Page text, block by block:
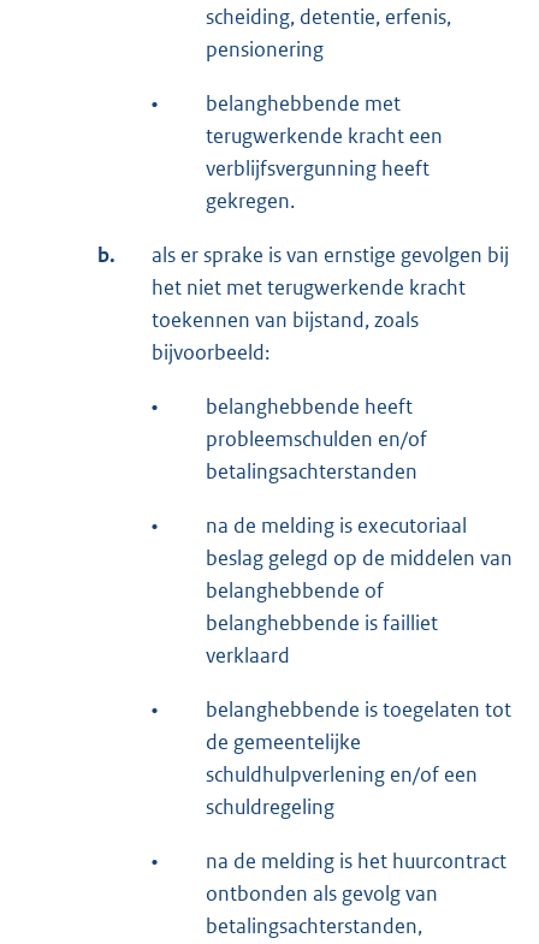
scheiding, detentie, erfenis,
pensionering
•
belanghebbende met
terugwerkende kracht een
verblijfsvergunning heeft
gekregen.
b.
als er sprake is van ernstige gevolgen bij
het niet met terugwerkende kracht
toekennen van bijstand, zoals
bijvoorbeeld:
•
belanghebbende heeft
probleemschulden en/of
betalingsachterstanden
•
na de melding is executoriaal
beslag gelegd op de middelen van
belanghebbende of
belanghebbende is failliet
verklaard
•
belanghebbende is toegelaten tot
de gemeentelijke
schuldhulpverlening en/of een
schuldregeling
•
na de melding is het huurcontract
ontbonden als gevolg van
betalingsachterstanden,